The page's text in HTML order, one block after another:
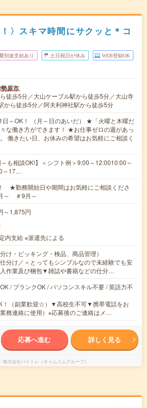
〉スキマ時間にサクッと＊コ
別途支給あり 土日祝日が休み WEB登録OK
原市
徒歩5分／大山ケーブル駅から徒歩5分／大山寺
から徒歩5分／阿夫利神社駅から徒歩5分
日～OK！ （月～日のあいだ） ★「火曜と木曜だ
な働き方ができます！ ★お仕事ゼロの週があっ
働きたい日、お休みの希望はお気軽にご相談く
～も相談OK!】＜シフト例＞9:00～12:0010:00～
～17…
★勤務開始日や期間はお気軽にご相談くださ
～ ＃9月～
～1,875円
内支給 ※派遣先による
け・ピッキング・検品、商品管理）
分け／＜とってもシンプルなので未経験でも安
作業及び梱包▼雑誌や書籍などの仕分…
/ ブランクOK / パソコンスキル不要 / 英語力不
！（副業歓迎☆）▼高校生不可▼携帯電話をお
務連絡に使用）※応募後のご連絡はメ…
応募へ進む 詳しく見る
株式会社バイトレ（キャムコムグループ）